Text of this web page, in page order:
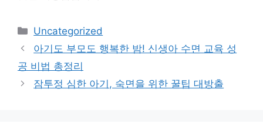
Categories
Uncategorized
아기도 부모도 행복한 밤! 신생아 수면 교육 성
공 비법 총정리
잠투정 심한 아기, 숙면을 위한 꿀팁 대방출